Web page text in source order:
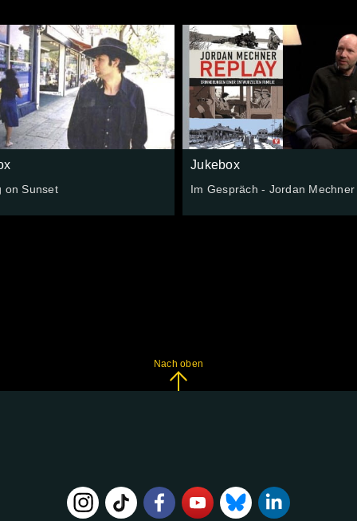
on Sunset
Jukebox
Im Gespräch - Jordan Mechner
Nach oben